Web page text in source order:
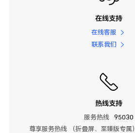
在线支持
在线客服
联系我们
热线支持
服务热线
95030
尊享服务热线 （折叠屏、至臻版专属）